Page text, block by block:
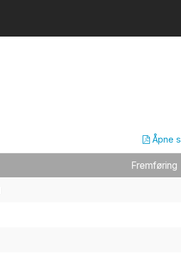
Åpne
Fremføring